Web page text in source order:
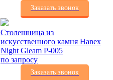
Заказать звонок
Столешница из
искусственного камня Hanex
Night Gleam P-005
по запросу
Заказать звонок